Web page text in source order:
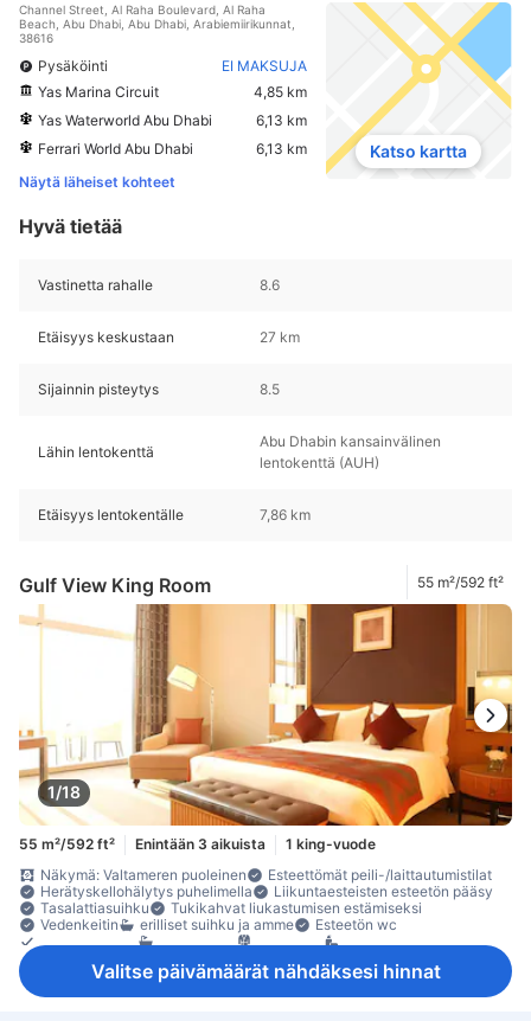
Channel Street, Al Raha Boulevard, Al Raha
Beach, Abu Dhabi, Abu Dhabi, Arabiemiirikunnat,
38616
Pysäköinti
EI MAKSUJA
Yas Marina Circuit
4,85 km
Yas Waterworld Abu Dhabi
6,13 km
Ferrari World Abu Dhabi
6,13 km
Näytä läheiset kohteet
Katso kartta
Hyvä tietää
Vastinetta rahalle 8.6
Etäisyys keskustaan 27 km
Sijainnin pisteytys 8.5
Lähin lentokenttä
Abu Dhabin kansainvälinen
lentokenttä (AUH)
Etäisyys lentokentälle 7,86 km
Gulf View King Room 55 m²/592 ft²
1/18
55 m²/592 ft² Enintään 3 aikuista
1 king-vuode
Näkymä: Valtameren puoleinen
Esteettömät peili-/laittautumistilat
Herätyskellohälytys puhelimella
Liikuntaesteisten esteetön pääsy
Tasalattiasuihku
Tukikahvat liukastumisen estämiseksi
Vedenkeitin
erilliset suihku ja amme
Esteetön wc
yksityinen kylpyhuone
Allastilat
DVD/CD-soitin
Valitse päivämäärät nähdäksesi hinnat